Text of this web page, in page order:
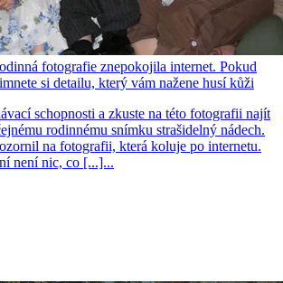
fotografie znepokojila internet. Pokud
si detailu, který vám nažene husí kůži
schopnosti a zkuste na této fotografii najít
rodinnému snímku strašidelný nádech.
na fotografii, která koluje po internetu.
není nic, co [...]...